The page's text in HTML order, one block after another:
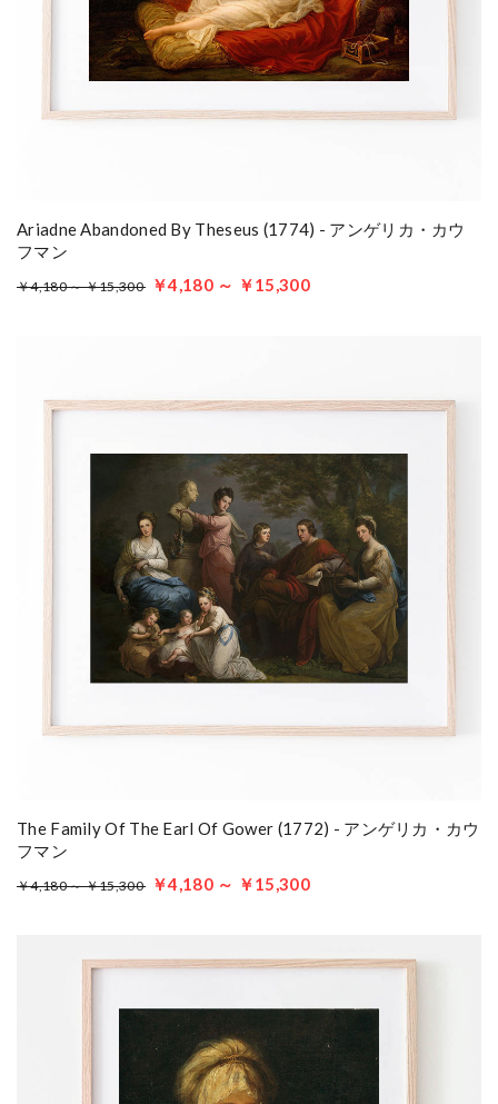
Ariadne Abandoned By Theseus (1774) - アンゲリカ・カウ
フマン
￥4,180 ～ ￥15,300 ￥4,180 ～ ￥15,300
The Family Of The Earl Of Gower (1772) - アンゲリカ・カウ
フマン
￥4,180 ～ ￥15,300 ￥4,180 ～ ￥15,300